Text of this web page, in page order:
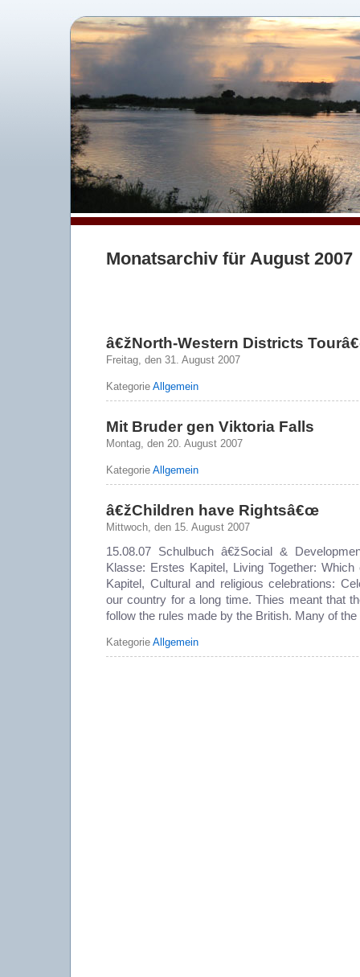
Monatsarchiv für August 2007
â€žNorth-Western Districts
Freitag, den 31. August 2007
Kategorie Allgemein
Mit Bruder gen Viktoria Falls
Montag, den 20. August 2007
Kategorie Allgemein
â€žChildren have Rightsâ€œ
Mittwoch, den 15. August 2007
15.08.07 Schulbuch â€žSocial &
Klasse: Erstes Kapitel, Living Together:
Kapitel, Cultural and religious celebrations:
our country for a long time. Thies meant that
follow the rules made by the British. Many of
Kategorie Allgemein